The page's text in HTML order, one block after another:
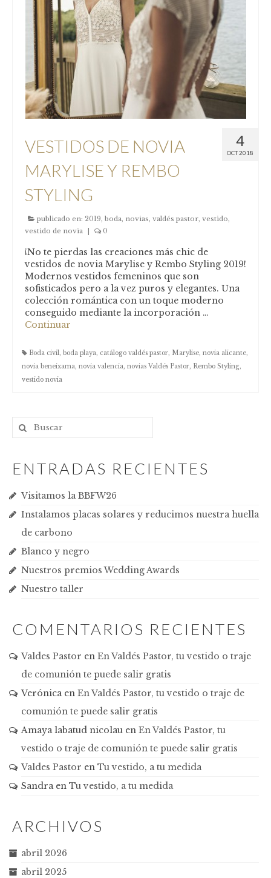
4
OCT 2018
VESTIDOS DE NOVIA
MARYLISE Y REMBO
STYLING
publicado en: 2019, boda, novias, valdés pastor, vestido,
vestido de novia
0
¡No te pierdas las creaciones más chic de
vestidos de novia Marylise y Rembo Styling 2019!
Modernos vestidos femeninos que son
sofisticados pero a la vez puros y elegantes. Una
colección romántica con un toque moderno
conseguido mediante la incorporación …
Continuar
Boda civil, boda playa, catálogo valdés pastor, Marylise, novia alicante,
novia beneixama, novia valencia, novias Valdés Pastor, Rembo Styling,
vestido novia
ENTRADAS RECIENTES
Visitamos la BBFW26
Instalamos placas solares y reducimos nuestra huella
de carbono
Blanco y negro
Nuestros premios Wedding Awards
Nuestro taller
COMENTARIOS RECIENTES
Valdes Pastor en En Valdés Pastor, tu vestido o traje
de comunión te puede salir gratis
Verónicaen En Valdés Pastor, tu vestido o traje de
comunión te puede salir gratis
Amaya labatud nicolau en En Valdés Pastor, tu
vestido o traje de comunión te puede salir gratis
Valdes Pastor en Tu vestido, a tu medida
Sandraen Tu vestido, a tu medida
ARCHIVOS
abril 2026
abril 2025